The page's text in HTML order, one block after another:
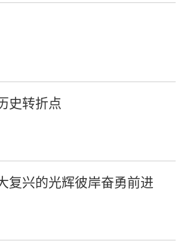
史转折点
复兴的光辉彼岸奋勇前进